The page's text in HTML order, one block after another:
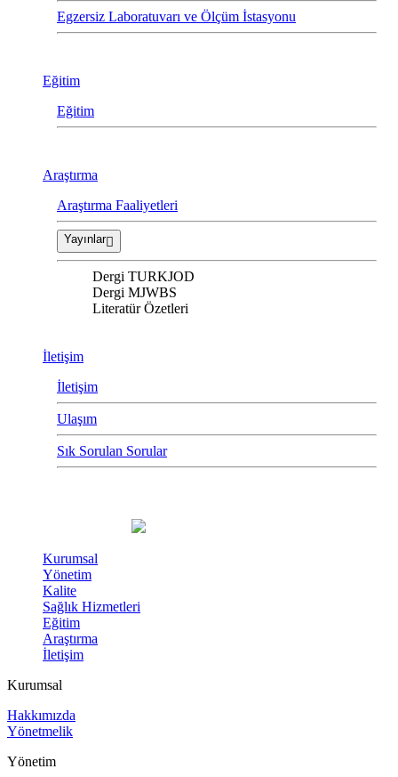
Egzersiz Laboratuvarı ve Ölçüm İstasyonu
Eğitim
Eğitim
Araştırma
Araştırma Faaliyetleri
Yayınlar
Dergi TURKJOD
Dergi MJWBS
Literatür Özetleri
İletişim
İletişim
Ulaşım
Sık Sorulan Sorular
Kurumsal
Yönetim
Kalite
Sağlık Hizmetleri
Eğitim
Araştırma
İletişim
Kurumsal
Hakkımızda
Yönetmelik
Yönetim